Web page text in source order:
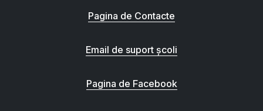
Pagina de Contacte
Email de suport școli
Pagina de Facebook